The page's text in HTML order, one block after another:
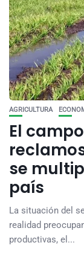
AGRICULTURA
El
se
país
La situación del
realidad
productivas, el...